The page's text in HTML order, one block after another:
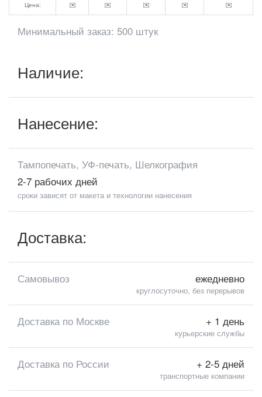
Цена: ✉️ ✉️ ✉️ ✉️ ✉️
Минимальный заказ: 500 штук
Наличие:
Нанесение:
Тампопечать, УФ-печать, Шелкография
2-7 рабочих дней
сроки зависят от макета и технологии нанесения
Доставка:
Самовывоз ежедневно
круглосуточно, без перерывов
Доставка по Москве + 1 день
курьерские службы
Доставка по России + 2-5 дней
транспортные компании